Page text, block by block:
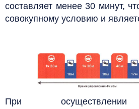
составляет менее 30 минут,
совокупному условию и
При